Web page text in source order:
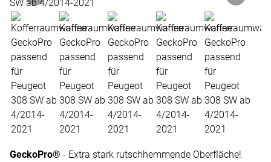
Zur Kaufbox springen
GeckoPro® - Extra stark rutschhemmende Oberfläche!